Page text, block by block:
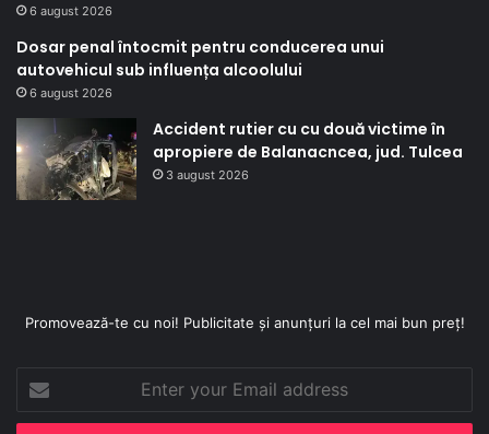
6 august 2026
Dosar penal întocmit pentru conducerea unui
autovehicul sub influența alcoolului
6 august 2026
Accident rutier cu cu două victime în
apropiere de Balanacncea, jud. Tulcea
3 august 2026
Promovează-te cu noi! Publicitate și anunțuri la cel mai bun preț!
your
Email